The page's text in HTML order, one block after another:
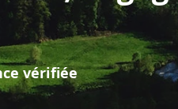
vérifiée